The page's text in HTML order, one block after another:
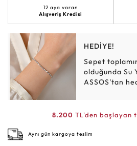
12 aya varan
Alışveriş Kredisi
HEDİYE!
Sepet
olduğunda Su
ASSOS'tan
8.200 TL'den başlayan
Aynı gün kargoya teslim